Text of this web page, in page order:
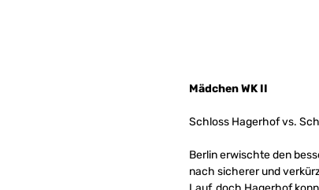
Mädchen WK II
Schloss Hagerhof vs.
Berlin erwischte den
nach sicherer und